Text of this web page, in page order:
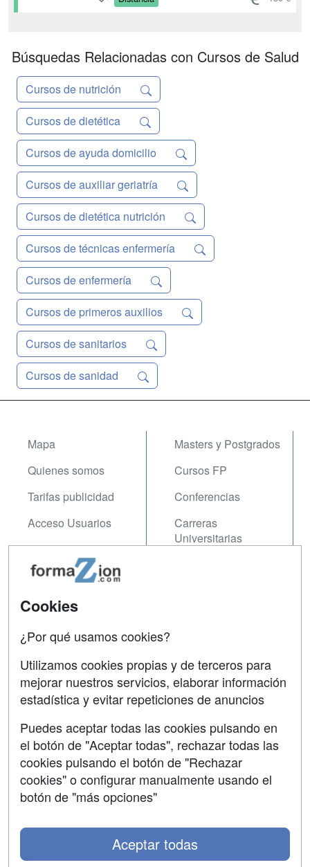
gerontólogos y animadores
enfoques, dotándole de nuevas
Búsquedas Relacionadas con Cursos de Salud
Cursos de nutrición
Cursos de dietética
Cursos de ayuda domicilio
Cursos de auxiliar geriatría
Cursos de dietética nutrición
Cursos de técnicas enfermería
Cursos de enfermería
Cursos de primeros auxilios
Cursos de sanitarios
Cursos de sanidad
Mapa
Quienes somos
Tarifas publicidad
Acceso Usuarios
Acceso Centros
Masters y Postgrados
Cursos FP
Conferencias
Carreras
Universitarias
Contactar
Confidencialidad
Aviso legal
Copyleft
Grupo formazion:
Cookies
¿Por qué usamos cookies?
Utilizamos cookies propias y de terceros para
mejorar nuestros servicios, elaborar información
estadística y evitar repeticiones de anuncios
Puedes aceptar todas las cookies pulsando en
el botón de "Aceptar todas", rechazar todas las
cookies pulsando el botón de "Rechazar
cookies" o configurar manualmente usando el
botón de "más opciones"
Aceptar todas